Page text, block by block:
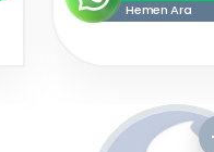
Hemen Ara